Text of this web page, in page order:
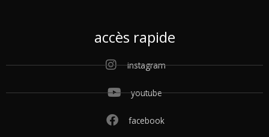
accès rapide
instagram
youtube
facebook